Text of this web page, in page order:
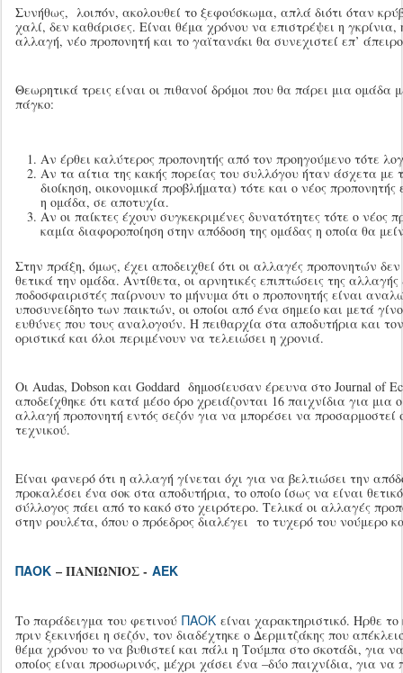
Συνήθως, λοιπόν, ακολουθεί το ξεφούσκωμα, απλά διότι όταν
χαλί, δεν καθάρισες. Είναι θέμα χρόνου να επιστρέψει η γκρίνια,
αλλαγή, νέο προπονητή και το γαϊτανάκι θα συνεχιστεί επ’
Θεωρητικά τρεις είναι οι πιθανοί δρόμοι που θα πάρει μια
πάγκο:
Αν έρθει καλύτερος προπονητής από τον προηγούμενο τότε
Αν τα αίτια της κακής πορείας του συλλόγου ήταν άσχετα με
διοίκηση, οικονομικά προβλήματα) τότε και ο νέος
η ομάδα, σε αποτυχία.
Αν οι παίκτες έχουν συγκεκριμένες δυνατότητες τότε ο νέος
καμία διαφοροποίηση στην απόδοση της ομάδας η οποία θα
Στην πράξη, όμως, έχει αποδειχθεί ότι οι αλλαγές προπονητών
θετικά την ομάδα. Αντίθετα, οι αρνητικές επιπτώσεις της αλλαγής
ποδοσφαιριστές παίρνουν το μήνυμα ότι ο προπονητής είναι
υποσυνείδητο των παικτών, οι οποίοι από ένα σημείο και μετά
ευθύνες που τους αναλογούν. Η πειθαρχία στα αποδυτήρια και
οριστικά και όλοι περιμένουν να τελειώσει η χρονιά.
Οι Audas, Dobson και Goddard δημοσίευσαν έρευνα στο Journal of
αποδείχθηκε ότι κατά μέσο όρο χρειάζονται 16 παιχνίδια για μια
αλλαγή προπονητή εντός σεζόν για να μπορέσει να προσαρμοστεί
τεχνικού.
Είναι φανερό ότι η αλλαγή γίνεται όχι για να βελτιώσει την
προκαλέσει ένα σοκ στα αποδυτήρια, το οποίο ίσως να είναι
σύλλογος πάει από το κακό στο χειρότερο. Τελικά οι αλλαγές
στην ρουλέτα, όπου ο πρόεδρος διαλέγει το τυχερό του νούμερο
ΠΑΟΚ – ΠΑΝΙΩΝΙΟΣ - ΑΕΚ
Το παράδειγμα του φετινού ΠΑΟΚ είναι χαρακτηριστικό. Ηρθε
πριν ξεκινήσει η σεζόν, τον διαδέχτηκε ο Δερμιτζάκης που
θέμα χρόνου το να βυθιστεί και πάλι η Τούμπα στο σκοτάδι, για
οποίος είναι προσωρινός, μέχρι χάσει ένα –δύο παιχνίδια, για να